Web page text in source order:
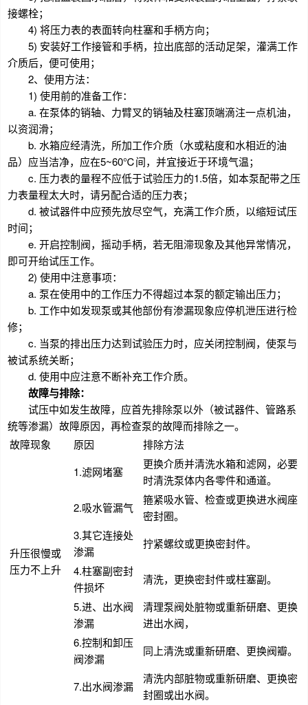
接螺栓；
4) 将压力表的表面转向柱塞和手柄方向；
5) 安装好工作接管和手柄，拉出底部的活动足架，灌满工作
介质后，便可使用；
2、使用方法：
1) 使用前的准备工作：
a. 在泵体的销轴、力臂叉的销轴及柱塞顶端滴注一点机油，
以资润滑；
b. 水箱应经清洗，所加工作介质（水或粘度和水相近的油
品）应当洁净，应在5~60℃间，并宜接近于环境气温；
c. 压力表的量程不应低于试验压力的1.5倍，如本泵配带之压
力表量程太大时，请另配合适的压力表；
d. 被试器件中应预先放尽空气，充满工作介质，以缩短试压
时间；
e. 开启控制阀，摇动手柄，若无阻滞现象及其他异常情况，
即可开绐试压工作。
2) 使用中注意事项：
a. 泵在使用中的工作压力不得超过本泵的额定输出压力；
b. 工作中如发现泵或其他部份有渗漏现象应停机泄压进行检
修；
c. 当泵的排出压力达到试验压力时，应关闭控制阀，使泵与
被试系统关断；
d. 使用中应注意不断补充工作介质。
故障与排除：
试压中如发生故障，应首先排除泵以外（被试器件、管路系
统等渗漏）故障原因，再检查泵的故障而排除之一。
故障现象
原因 排除方法
升压很慢或
压力不上升
1.滤网堵塞
更换介质并清洗水箱和滤网，必要
时清洗泵体内各零件和通道。
2.吸水管漏气
箍紧吸水管、检查或更换进水阀座
密封圈。
3.其它连接处
渗漏
拧紧螺纹或更换密封件。
4.柱塞副密封
件损坏
清洗，更换密封件或柱塞副。
5.进、出水阀
渗漏
清理泵阀处脏物或重新研磨、更换
进出水阀，
6.控制和卸压
阀渗漏
同上清洗或重新研磨、更换阀瓣。
7.出水阀渗漏
清洗内部脏物或重新研磨、更换密
封圈或出水阀。